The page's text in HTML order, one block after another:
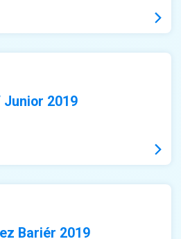
Junior 2019
Bariér 2019